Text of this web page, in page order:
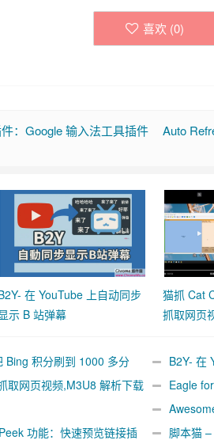
喜欢 (0)
：Google 输入法工具插件 Auto
在 YouTube 上自动同步
显示 B 站弹幕
猫抓 Cat
抓取网页
Bing 积分刷到 1000 多分
B2Y- 在
取网页视频,M3U8 解析下载
Eagle
App
功能：快速预览链接插
脚本猫